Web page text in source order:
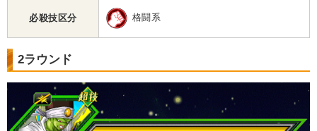
必殺技区分 格闘系
2ラウンド